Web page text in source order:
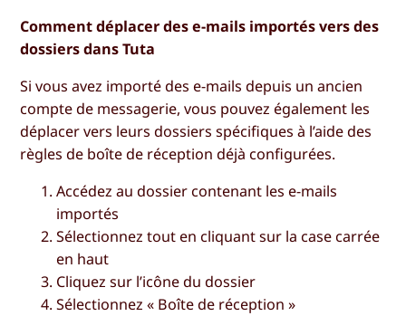
Comment déplacer des e-mails importés vers des
dossiers dans Tuta
Si vous avez importé des e-mails depuis un ancien
compte de messagerie, vous pouvez également les
déplacer vers leurs dossiers spécifiques à l’aide des
règles de boîte de réception déjà configurées.
Accédez au dossier contenant les e-mails
importés
Sélectionnez tout en cliquant sur la case carrée
en haut
Cliquez sur l’icône du dossier
Sélectionnez « Boîte de réception »